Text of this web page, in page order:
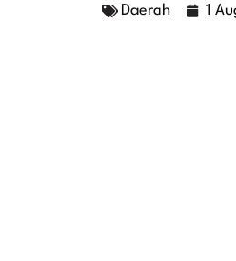
Daerah 1